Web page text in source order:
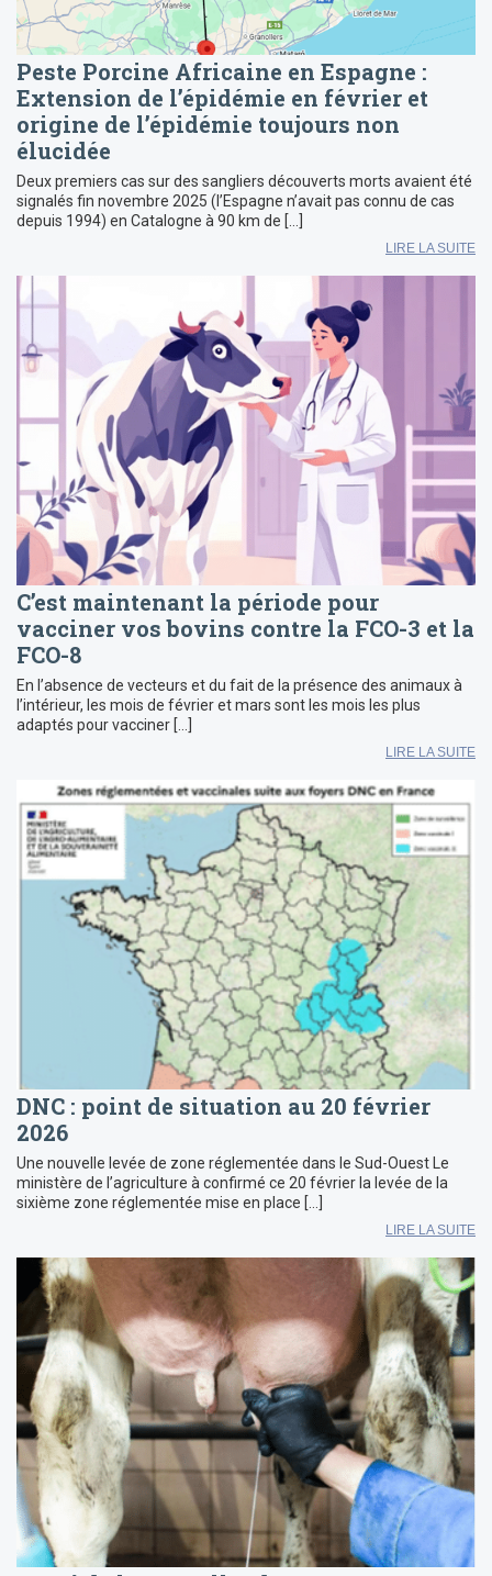
Peste Porcine Africaine en Espagne :
Extension de l’épidémie en février et
origine de l’épidémie toujours non
élucidée
Deux premiers cas sur des sangliers découverts morts avaient été
signalés fin novembre 2025 (l’Espagne n’avait pas connu de cas
depuis 1994) en Catalogne à 90 km de […]
LIRE LA SUITE
C’est maintenant la période pour
vacciner vos bovins contre la FCO-3 et la
FCO-8
En l’absence de vecteurs et du fait de la présence des animaux à
l’intérieur, les mois de février et mars sont les mois les plus
adaptés pour vacciner […]
LIRE LA SUITE
DNC : point de situation au 20 février
2026
Une nouvelle levée de zone réglementée dans le Sud-Ouest Le
ministère de l’agriculture à confirmé ce 20 février la levée de la
sixième zone réglementée mise en place […]
LIRE LA SUITE